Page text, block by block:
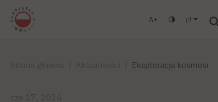
A pl
Eksploracja kosmosu